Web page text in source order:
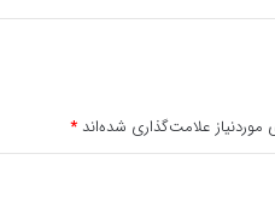
علامت‌گذاری شده‌اند *